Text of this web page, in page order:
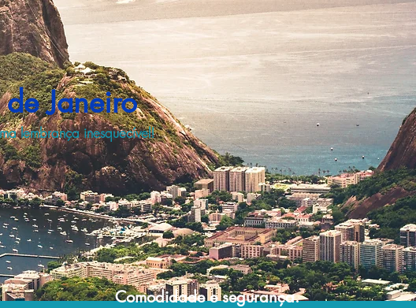
Janeiro
lembrança inesquecível!
Comodidade e segurança.